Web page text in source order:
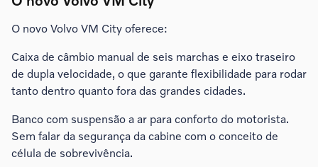
O novo Volvo VM City oferece:
Caixa de câmbio manual de seis marchas e eixo traseiro
de dupla velocidade, o que garante flexibilidade para rodar
tanto dentro quanto fora das grandes cidades.
Banco com suspensão a ar para conforto do motorista.
Sem falar da segurança da cabine com o conceito de
célula de sobrevivência.